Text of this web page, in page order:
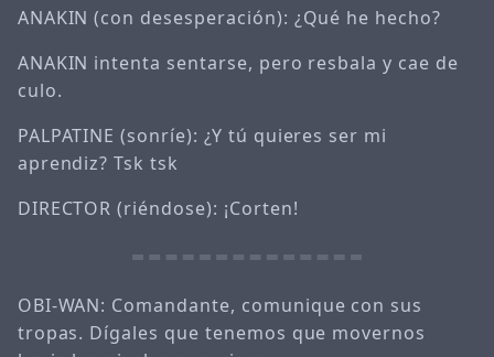
ANAKIN (con desesperación): ¿Qué he hecho?
ANAKIN intenta sentarse, pero resbala y cae de
culo.
PALPATINE (sonríe): ¿Y tú quieres ser mi
aprendiz? Tsk tsk
DIRECTOR (riéndose): ¡Corten!
OBI-WAN: Comandante, comunique con sus
tropas. Dígales que tenemos que movernos